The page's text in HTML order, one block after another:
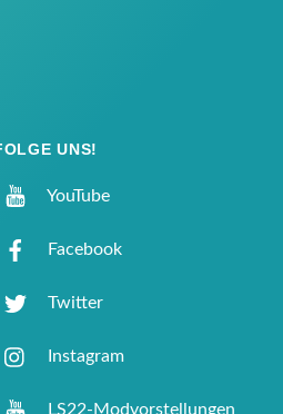
UNS!
YouTube
Facebook
Twitter
Instagram
LS22-Modvorstellungen